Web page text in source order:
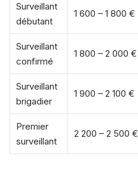
Surveillant
débutant
1 600 – 1 800 €
Surveillant
confirmé
1 800 – 2 000 €
Surveillant
brigadier
1 900 – 2 100 €
Premier
surveillant
2 200 – 2 500 €